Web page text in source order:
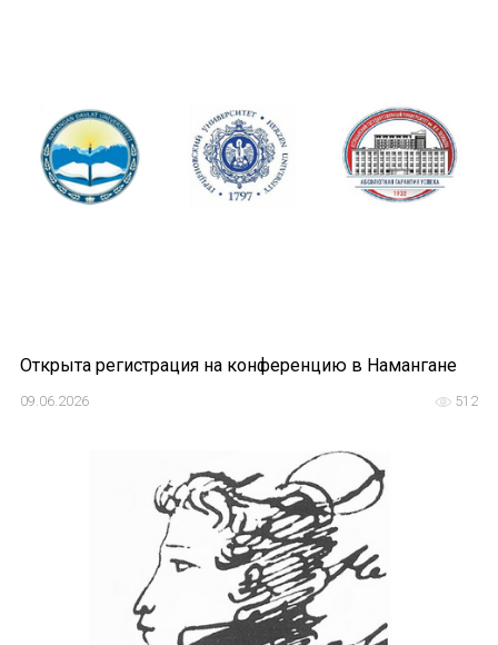
Открыта регистрация на конференцию в Намангане
512
09.06.2026